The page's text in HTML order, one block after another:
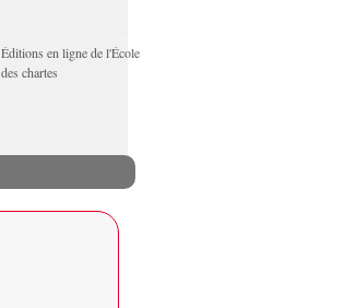
Éditions en ligne de l'École
des chartes